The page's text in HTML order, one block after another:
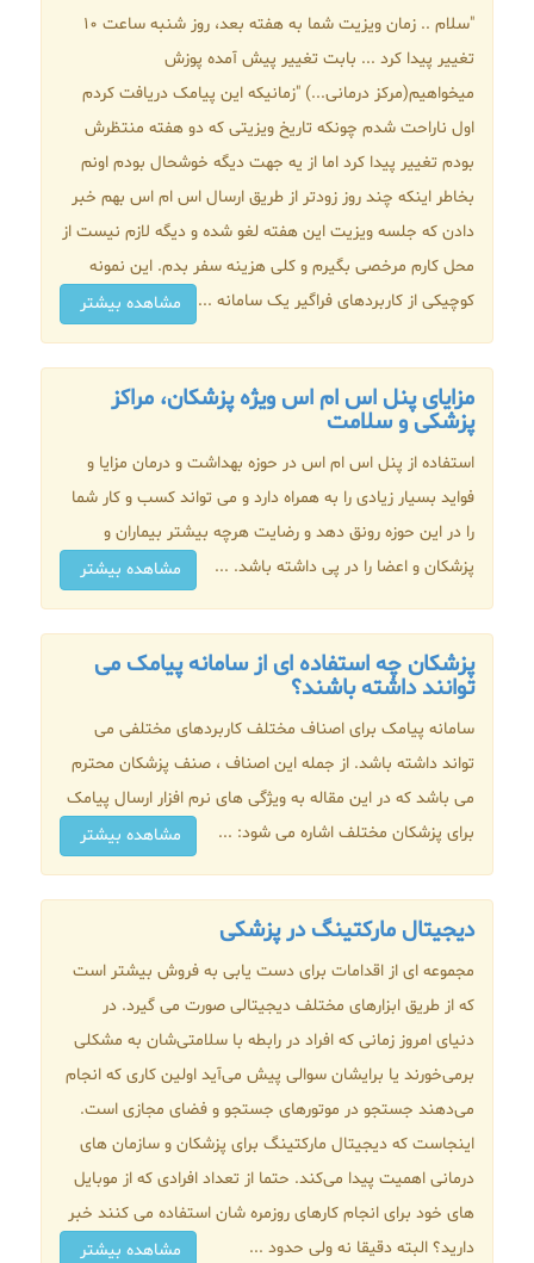
"سلام .. زمان ویزیت شما به هفته بعد، روز شنبه ساعت 10
تغییر پیدا کرد ... بابت تغییر پیش آمده پوزش
میخواهیم(مرکز درمانی...) "زمانیکه این پیامک دریافت کردم
اول ناراحت شدم چونکه تاریخ ویزیتی که دو هفته منتظرش
بودم تغییر پیدا کرد اما از یه جهت دیگه خوشحال بودم اونم
بخاطر اینکه چند روز زودتر از طریق ارسال اس ام اس بهم خبر
دادن که جلسه ویزیت این هفته لغو شده و دیگه لازم نیست از
محل کارم مرخصی بگیرم و کلی هزینه سفر بدم. این نمونه
کوچیکی از کاربردهای فراگیر یک سامانه ...
مشاهده بیشتر
مزایای پنل اس ام اس ویژه پزشکان، مراکز
پزشکی و سلامت
استفاده از پنل اس ام اس در حوزه بهداشت و درمان مزایا و
فواید بسیار زیادی را به همراه دارد و می تواند کسب و کار شما
را در این حوزه رونق دهد و رضایت هرچه بیشتر بیماران و
پزشکان و اعضا را در پی داشته باشد. ...
مشاهده بیشتر
پزشکان چه استفاده ای از سامانه پیامک می
توانند داشته باشند؟
سامانه پیامک برای اصناف مختلف کاربردهای مختلفی می
تواند داشته باشد. از جمله این اصناف ، صنف پزشکان محترم
می باشد که در این مقاله به ویژگی های نرم افزار ارسال پیامک
برای پزشکان مختلف اشاره می شود: ...
مشاهده بیشتر
دیجیتال مارکتینگ در پزشکی
مجموعه ای از اقدامات برای دست یابی به فروش بیشتر است
که از طریق ابزارهای مختلف دیجیتالی صورت می گیرد. در
دنیای امروز زمانی که افراد در رابطه با سلامتی‌شان به مشکلی
برمی‌خورند یا برایشان سوالی پیش می‌آید اولین کاری که انجام
می‌دهند جستجو در موتورهای جستجو و فضای مجازی است.
اینجاست که دیجیتال مارکتینگ برای پزشکان و سازمان ‌های
درمانی اهمیت پیدا می‌کند. حتما از تعداد افرادی که از موبایل
های خود برای انجام کارهای روزمره شان استفاده می کنند خبر
دارید؟ البته دقیقا نه ولی حدود ...
مشاهده بیشتر